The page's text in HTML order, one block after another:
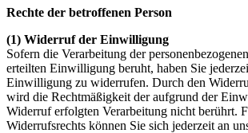
Rechte der betroffenen Person
(1) Widerruf der Einwilligung
Sofern die Verarbeitung der
erteilten Einwilligung beruht, haben Sie
Einwilligung zu widerrufen. Durch den
wird die Rechtmäßigkeit der aufgrund der
Widerruf erfolgten Verarbeitung nicht berührt.
Widerrufsrechts können Sie sich jederzeit an